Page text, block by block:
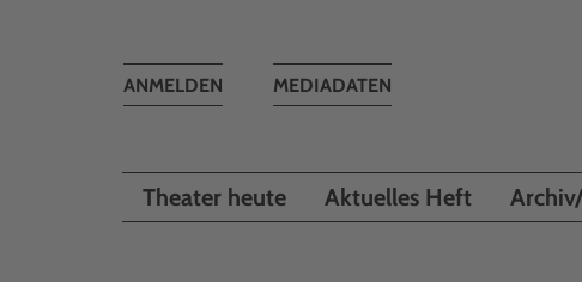
MEDIADATEN
Toggle
ANMELDEN
Theater heute Aktuelles Heft